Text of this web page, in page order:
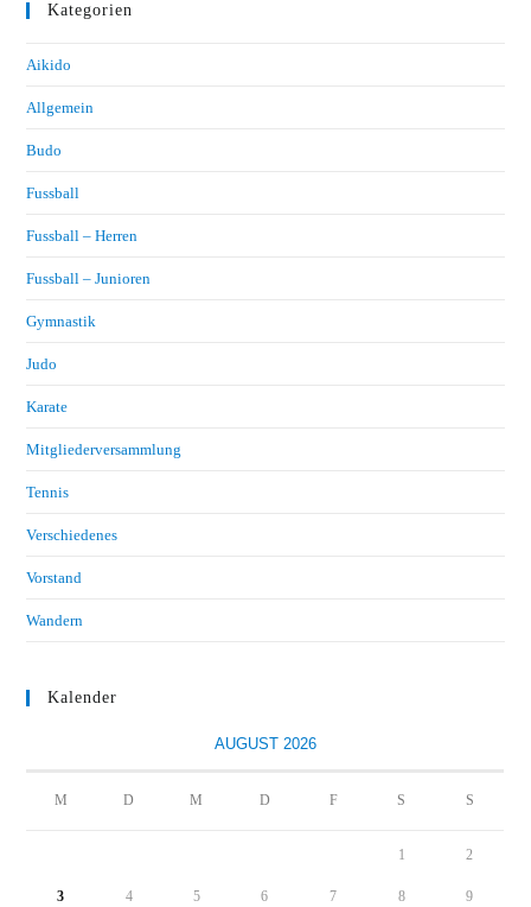
Kategorien
Aikido
Allgemein
Budo
Fussball
Fussball – Herren
Fussball – Junioren
Gymnastik
Judo
Karate
Mitgliederversammlung
Tennis
Verschiedenes
Vorstand
Wandern
Kalender
AUGUST 2026
M D M D F S S
1 2
3 4 5 6 7 8 9